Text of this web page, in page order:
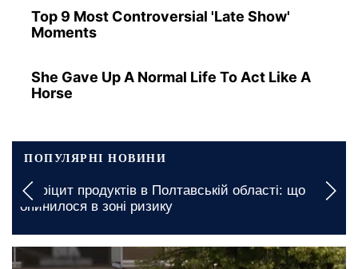
Top 9 Most Controversial 'Late Show'
Moments
She Gave Up A Normal Life To Act Like A
Horse
ПОПУЛЯРНІ НОВИНИ
Дефіцит продуктів в Полтавській області: що
опинилося в зоні ризику
вчора, 23:00